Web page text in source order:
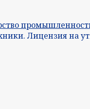
Лицензия на